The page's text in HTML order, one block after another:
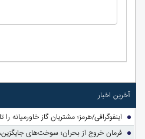
آخرین اخبار
اینفوگرافی/هرمز؛ مشتریان گاز خاورمیانه را
فرمان خروج از بحران؛ سوخت‌های جایگزین،